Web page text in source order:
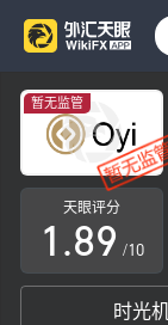
暂无监管
天眼评分
0
1
2
.
4
5
6
7
8
9
5
6
7
8
9 /10
时光